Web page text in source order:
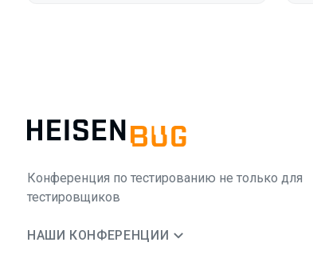
Конференция по тестированию не только для
тестировщиков
НАШИ КОНФЕРЕНЦИИ